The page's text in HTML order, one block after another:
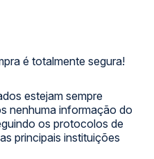
é totalmente segura!
estejam sempre
nenhuma informação do
os protocolos de
principais instituições